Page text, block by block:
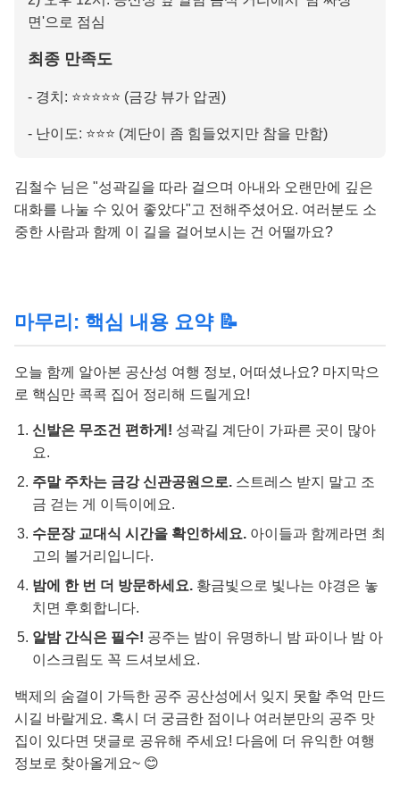
면'으로 점심
최종 만족도
- 경치: ⭐⭐⭐⭐⭐ (금강 뷰가 압권)
- 난이도: ⭐⭐⭐ (계단이 좀 힘들었지만 참을 만함)
김철수 님은 "성곽길을 따라 걸으며 아내와 오랜만에 깊은
대화를 나눌 수 있어 좋았다"고 전해주셨어요. 여러분도 소
중한 사람과 함께 이 길을 걸어보시는 건 어떨까요?
마무리: 핵심 내용 요약 📝
오늘 함께 알아본 공산성 여행 정보, 어떠셨나요? 마지막으
로 핵심만 콕콕 집어 정리해 드릴게요!
신발은 무조건 편하게! 성곽길 계단이 가파른 곳이 많아
요.
주말 주차는 금강 신관공원으로. 스트레스 받지 말고 조
금 걷는 게 이득이에요.
수문장 교대식 시간을 확인하세요. 아이들과 함께라면 최
고의 볼거리입니다.
밤에 한 번 더 방문하세요. 황금빛으로 빛나는 야경은 놓
치면 후회합니다.
알밤 간식은 필수! 공주는 밤이 유명하니 밤 파이나 밤 아
이스크림도 꼭 드셔보세요.
백제의 숨결이 가득한 공주 공산성에서 잊지 못할 추억 만드
시길 바랄게요. 혹시 더 궁금한 점이나 여러분만의 공주 맛
집이 있다면 댓글로 공유해 주세요! 다음에 더 유익한 여행
정보로 찾아올게요~ 😊